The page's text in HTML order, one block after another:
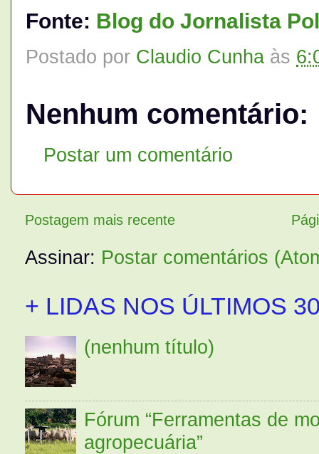
Fonte: Blog do Jornalista
Postado por Claudio Cunha às
Nenhum comentário:
Postar um comentário
Postagem mais recente
Assinar: Postar comentários
+ LIDAS NOS ÚLTIMOS
(nenhum título)
Fórum “Ferramentas de
agropecuária”